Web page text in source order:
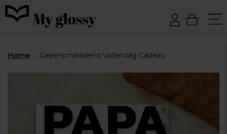
Home Gepersonaliseerd Vaderdag Cadeau